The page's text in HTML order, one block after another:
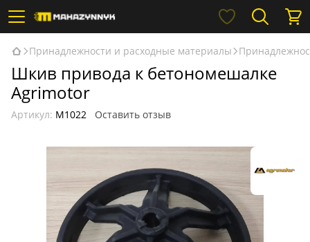
Принадлежности и расходные материалы
Шкив привода к бетономешалке
Agrimotor
Артикул: М1022 Оставить отзыв